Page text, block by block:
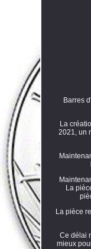
Barres
La
2021, un
La
La pièce
Ce délai
mieux